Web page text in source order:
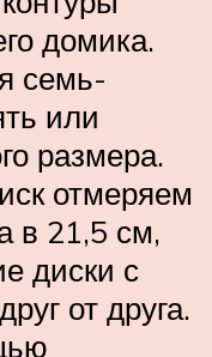
домика.
семь-
или
размера.
отмеряем
в 21,5 см,
диски с
от друга.